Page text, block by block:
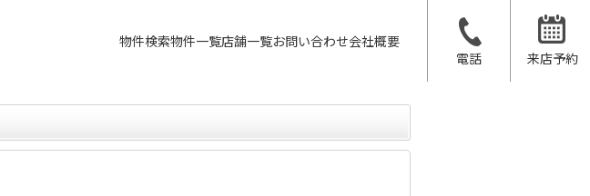
物件検索物件一覧店舗一覧お問い合わせ会社概要
電話
来店予約